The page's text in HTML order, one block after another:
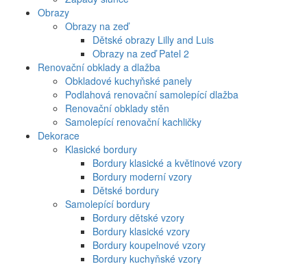
Obrazy
Obrazy na zeď
Dětské obrazy Lilly and Luis
Obrazy na zeď Patel 2
Renovační obklady a dlažba
Obkladové kuchyňské panely
Podlahová renovační samolepící dlažba
Renovační obklady stěn
Samolepící renovační kachličky
Dekorace
Klasické bordury
Bordury klasické a květinové vzory
Bordury moderní vzory
Dětské bordury
Samolepící bordury
Bordury dětské vzory
Bordury klasické vzory
Bordury koupelnové vzory
Bordury kuchyňské vzory